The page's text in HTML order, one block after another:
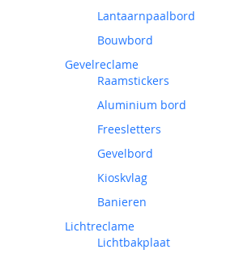
Lantaarnpaalbord
Bouwbord
Gevelreclame
Raamstickers
Aluminium bord
Freesletters
Gevelbord
Kioskvlag
Banieren
Lichtreclame
Lichtbakplaat